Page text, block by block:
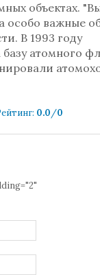
объектах.
особо важные
В 1993 году
атомного
: 0.0/0